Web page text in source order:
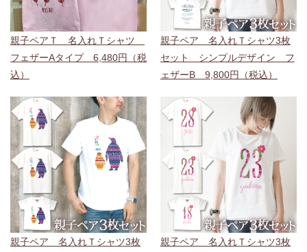
親子ペアＴ 名入れＴシャツ
フェザーAタイプ 6,480円（税
込）
親子ペア 名入れＴシャツ3枚
セット シンプルデザイン フ
ェザーB 9,800円（税込）
親子ペア 名入れＴシャツ3枚
親子ペア 名入れＴシャツ3枚